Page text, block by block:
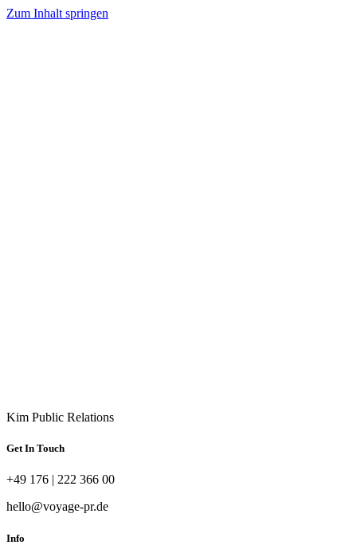
Zum Inhalt springen
Kim Public Relations
Get In Touch
+49 176 | 222 366 00
hello@voyage-pr.de
Info